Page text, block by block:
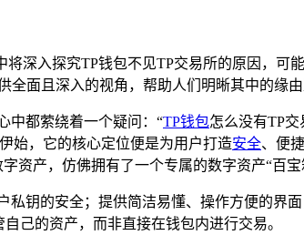
深入探究TP钱包不见TP交易所的原因，可
面且深入的视角，帮助人们明晰其中的缘由
中都萦绕着一个疑问：“TP钱包怎么没有TP
始，它的核心定位便是为用户打造安全、便
资产，仿佛拥有了一个专属的数字资产“百宝
钥的安全；提供简洁易懂、操作方便的界
己的资产，而非直接在钱包内进行交易。